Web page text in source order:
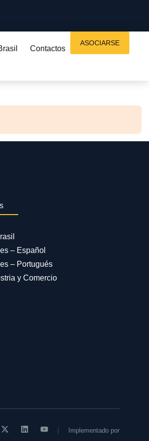
Contactos
ASOCIARSE
– Español
– Portugués
y Comercio
Implementado por